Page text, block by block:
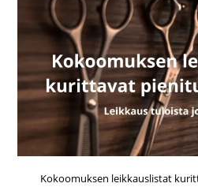
Kokoomuksen leikkauslistat